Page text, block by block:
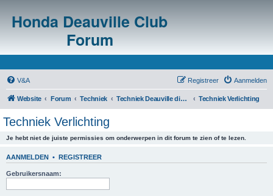
Honda Deauville Club
Forum
V&A Aanmelden
Registreer
Website Forum Techniek Techniek Deauville diversen Techniek Verlichting
Techniek Verlichting
Je hebt niet de juiste permissies om onderwerpen in dit forum te zien of te lezen.
AANMELDEN • REGISTREER
Gebruikersnaam: